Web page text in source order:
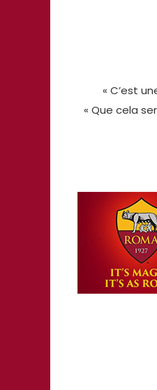
« C’est
« Que cela